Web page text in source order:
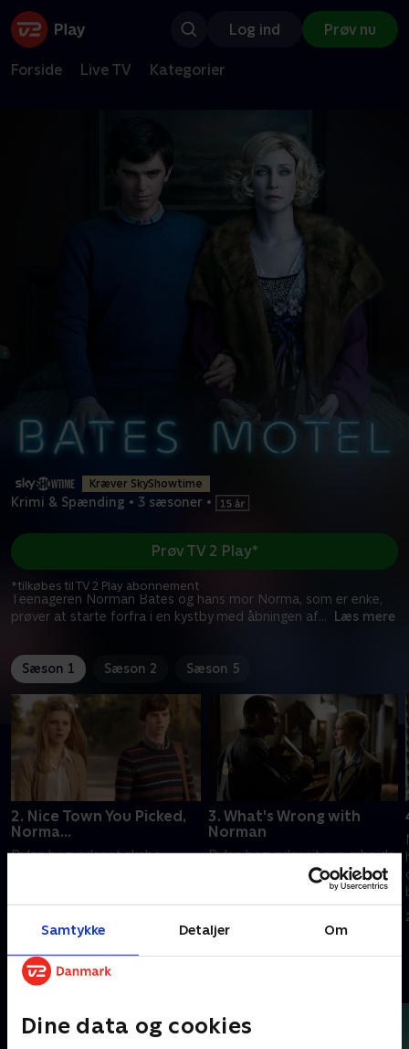
Samtykke Detaljer Om
Dine data og cookies
Log ind Prøv nu
Forside Live TV Kategorier
Kræver SkyShowtime
Krimi & Spænding • 3 sæsoner •
Teenageren Norman Bates og hans mor Norma, som er enke,
prøver at starte forfra i en kystby med åbningen af... Læs mere
Prøv TV 2 Play*
*tilkøbes til TV 2 Play abonnement
Sæson 1 Sæson 2 Sæson 5
2. Nice Town You Picked,
Norma...
Dylan begynder at skabe
hemmeligheder omkring White
Pine Bay.
20. september 2022 • 41 min
3. What's Wrong with
Norman
Dylan begynder sit nye arbejde,
og Emma og Norman gør en
chokerende opdagelse.
Andre så også